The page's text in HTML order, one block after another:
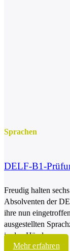
Sprachen
DELF-B1-
Freudig halten
Absolventen der
ihre nun
ausgestellten
in den Händen.
Mehr erfahren